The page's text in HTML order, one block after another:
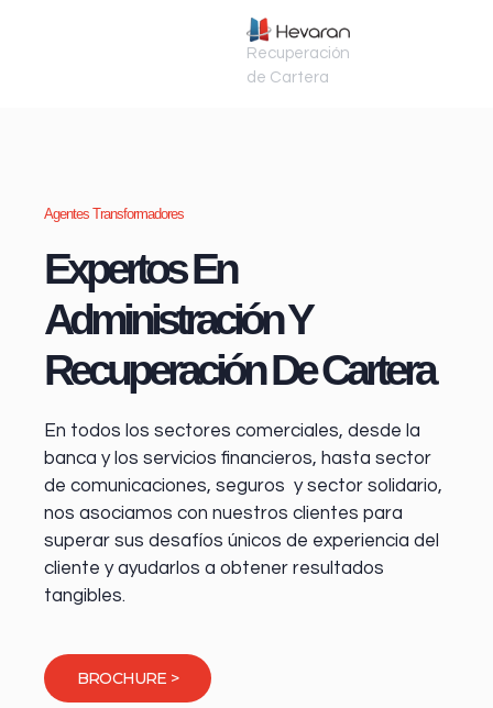
Recuperación
de Cartera
Agentes Transformadores
Expertos En
Administración Y
Recuperación De Cartera
En todos los sectores comerciales, desde la
banca y los servicios financieros, hasta sector
de comunicaciones, seguros y sector solidario,
nos asociamos con nuestros clientes para
superar sus desafíos únicos de experiencia del
cliente y ayudarlos a obtener resultados
tangibles.
BROCHURE >